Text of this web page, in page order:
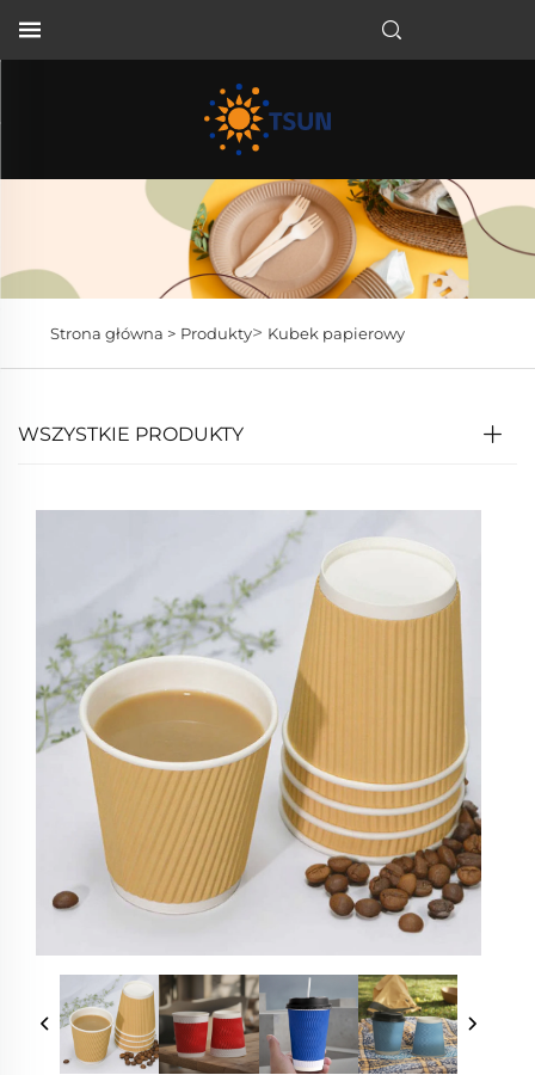
Strona główna > Produkty> Kubek papierowy
WSZYSTKIE PRODUKTY